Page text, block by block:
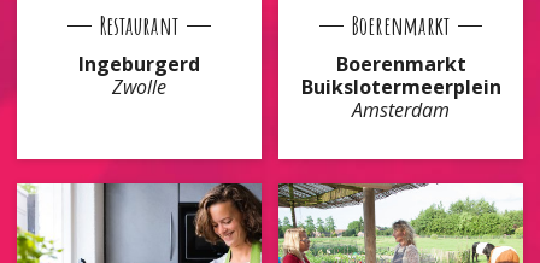
Restaurant
Ingeburgerd
Zwolle
Boerenmarkt
Boerenmarkt
Buikslotermeerplein
Amsterdam